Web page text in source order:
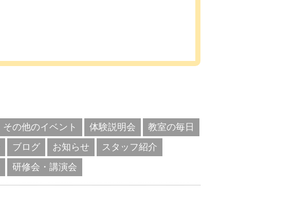
その他のイベント 体験説明会
教室の毎日
ブログ お知らせ
スタッフ紹介
研修会・講演会